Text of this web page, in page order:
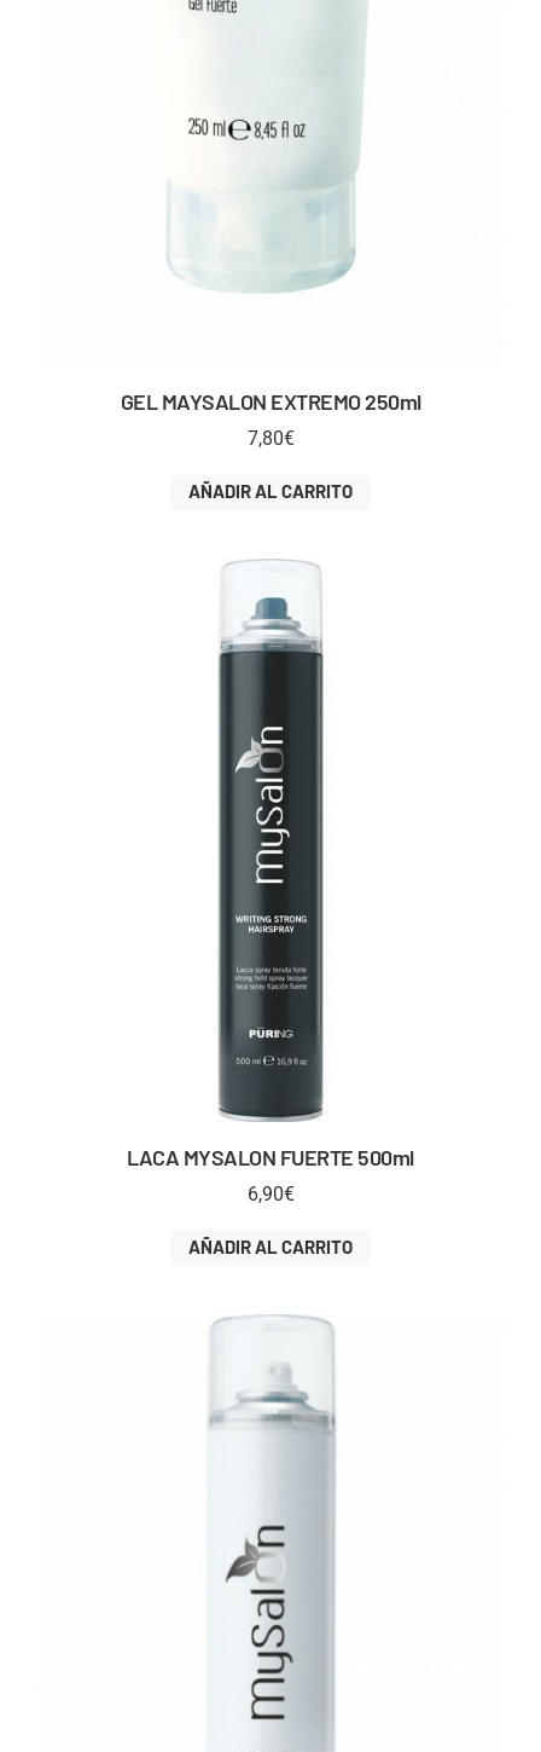
GEL MAYSALON EXTREMO 250ml
7,80€
AÑADIR AL CARRITO
LACA MYSALON FUERTE 500ml
6,90€
AÑADIR AL CARRITO